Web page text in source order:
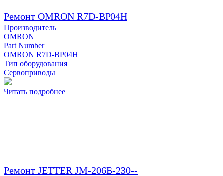
Ремонт OMRON R7D-BP04H
Производитель
OMRON
Part Number
OMRON R7D-BP04H
Тип оборудования
Сервоприводы
Читать подробнее
Ремонт JETTER JM-206B-230--